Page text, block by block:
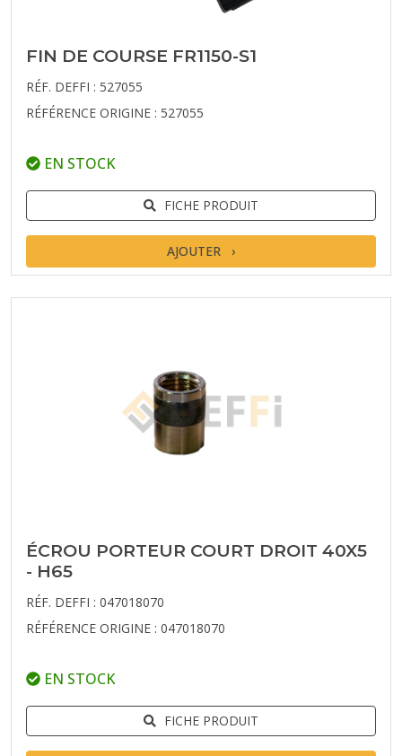
FIN DE COURSE FR1150-S1
RÉF. DEFFI : 527055
RÉFÉRENCE ORIGINE : 527055
EN STOCK
FICHE PRODUIT
AJOUTER
ÉCROU PORTEUR COURT DROIT 40X5
- H65
RÉF. DEFFI : 047018070
RÉFÉRENCE ORIGINE : 047018070
EN STOCK
FICHE PRODUIT